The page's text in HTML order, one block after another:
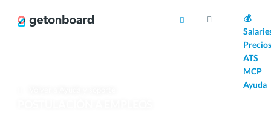
💰
Precios
ATS
MCP
Ayuda